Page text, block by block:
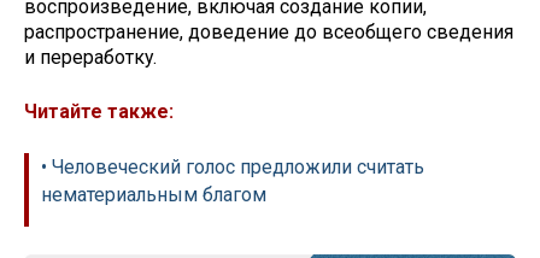
воспроизведение, включая создание копии,
распространение, доведение до всеобщего сведения
и переработку.
Читайте также:
• Человеческий голос предложили считать
нематериальным благом